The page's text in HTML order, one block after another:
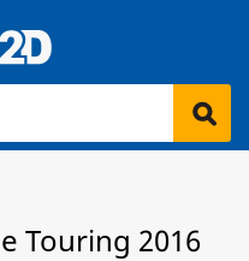
Touring 2016